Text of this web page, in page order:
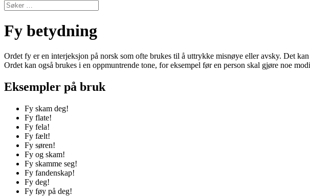
Fy betydning
Ordet fy er en interjeksjon på norsk som ofte brukes til å uttrykke misnøye eller avsky. Det
Ordet kan også brukes i en oppmuntrende tone, for eksempel før en person skal gjøre noe
Eksempler på bruk
Fy skam deg!
Fy flate!
Fy fela!
Fy fælt!
Fy søren!
Fy og skam!
Fy skamme seg!
Fy fandenskap!
Fy deg!
Fy føy på deg!